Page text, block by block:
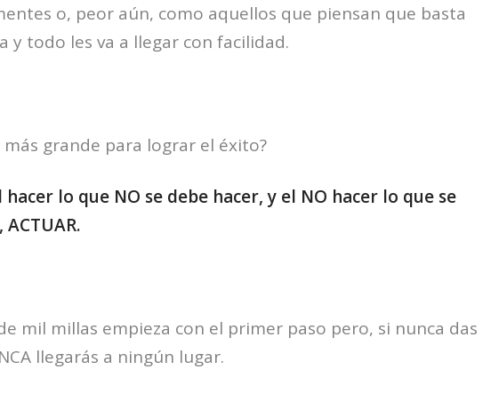
o, peor aún, como aquellos que piensan que basta
y todo les va a llegar con facilidad.
más grande para lograr el éxito?
lo que NO se debe hacer, y el NO hacer lo que se
mil millas empieza con el primer paso pero, si nunca das
llegarás a ningún lugar.